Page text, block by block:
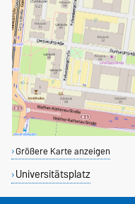
Größere Karte anzeigen
Universitätsplatz